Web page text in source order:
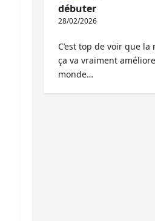
débuter
28/02/2026
C’est top de voir que
ça va vraiment
monde…